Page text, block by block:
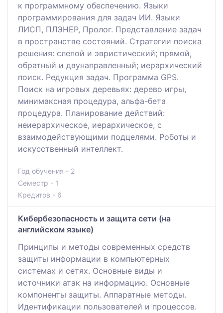
к программному обеспечению. Языки
программирования для задач ИИ. Языки
ЛИСП, ПЛЭНЕР, Пролог. Представление задач
в пространстве состояний. Стратегии поиска
решения: слепой и эвристический; прямой,
обратный и двунаправленный; иерархический
поиск. Редукция задач. Программа GPS.
Поиск на игровых деревьях: дерево игры,
минимаксная процедура, альфа-бета
процедура. Планирование действий:
неиерархическое, иерархическое, с
взаимодействующими подцелями. Роботы и
искусственный интеллект.
Год обучения - 2
Семестр - 1
Кредитов - 6
Кибербезопасность и защита сети (на
английском языке)
Принципы и методы современных средств
защиты информации в компьютерных
системах и сетях. Основные виды и
источники атак на информацию. Основные
компоненты защиты. Аппаратные методы.
Идентификации пользователей и процессов.